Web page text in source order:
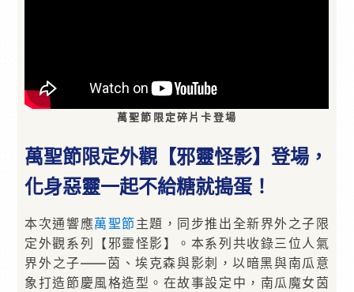
萬聖節限定碎片卡登場
萬聖節限定外觀【邪靈怪影】登場，
化身惡靈一起不給糖就搗蛋！
本次通響應萬聖節主題，同步推出全新界外之子限
定外觀系列【邪靈怪影】。本系列共收錄三位人氣
界外之子——茵、埃克森與影刺，以暗黑與南瓜意
象打造節慶風格造型。在故事設定中，南瓜魔女茵